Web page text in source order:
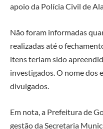
apoio da Polícia Civil de
Não foram informadas
realizadas até o
itens teriam sido
investigados. O nome dos
divulgados.
Em nota, a Prefeitura de
gestão da Secretaria